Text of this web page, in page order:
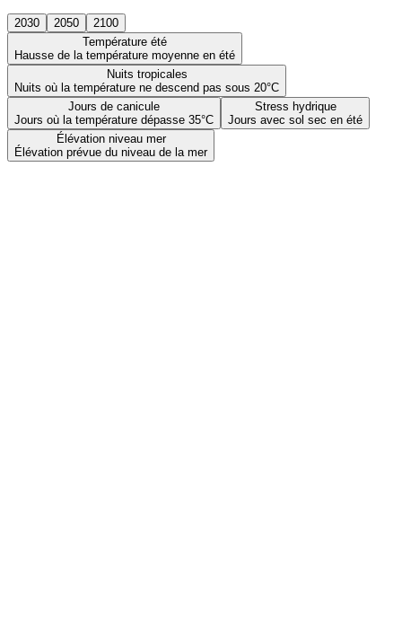
2030 2050
2100
Température été
Hausse de la température moyenne en été
Nuits tropicales
Nuits où la température ne descend pas sous 20°C
Jours de canicule
Jours où la température dépasse 35°C
Stress hydrique
Jours avec sol sec en été
Élévation niveau mer
Élévation prévue du niveau de la mer